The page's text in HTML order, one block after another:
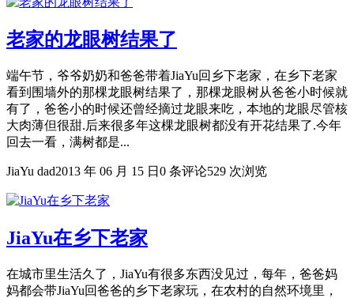
老家的龙眼树结果了
端午节，爷爷奶奶和爸爸带着JiaYu回乡下老家，在乡下老家
看到围墙外的那棵龙眼树结果了，那棵龙眼树从爸爸小时候就
有了，爸爸小的时候还曾经摘过龙眼来吃，本地的龙眼尽管核
大肉薄但很甜.后来很多年这棵龙眼树都没有开花结果了.今年
回去一看，满树都是...
JiaYu dad2013 年 06 月 15 日 0 条评论529 次浏览
JiaYu在乡下老家
在城市里生活久了，JiaYu有很多东西没见过，每年，爸爸妈
妈都会带JiaYu回爸爸的乡下老家玩，在农村的自然环境里，